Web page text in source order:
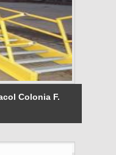
Colonia F.